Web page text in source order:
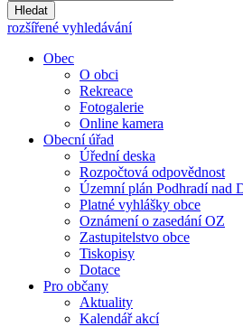
Hledat
rozšířené vyhledávání
Obec
O obci
Rekreace
Fotogalerie
Online kamera
Obecní úřad
Úřední deska
Rozpočtová odpovědnost
Územní plán Podhradí nad
Platné vyhlášky obce
Oznámení o zasedání OZ
Zastupitelstvo obce
Tiskopisy
Dotace
Pro občany
Aktuality
Kalendář akcí